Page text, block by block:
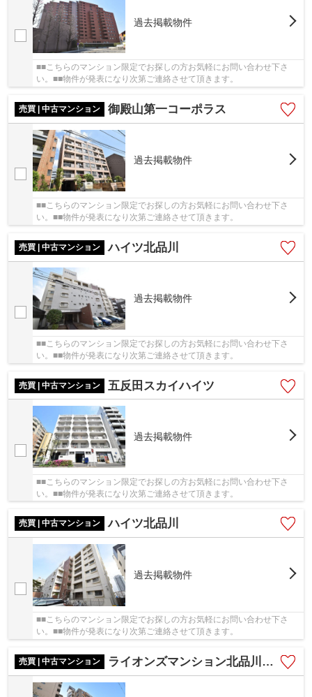
過去掲載物件
■■こちらのマンション限定でお探しの方お気軽にお問い合わせ下さ
い。■■物件が発表になり次第ご連絡させて頂きます。
売買 | 中古マンション 御殿山第一コーポラス
過去掲載物件
■■こちらのマンション限定でお探しの方お気軽にお問い合わせ下さ
い。■■物件が発表になり次第ご連絡させて頂きます。
売買 | 中古マンション ハイツ北品川
過去掲載物件
■■こちらのマンション限定でお探しの方お気軽にお問い合わせ下さ
い。■■物件が発表になり次第ご連絡させて頂きます。
売買 | 中古マンション 五反田スカイハイツ
過去掲載物件
■■こちらのマンション限定でお探しの方お気軽にお問い合わせ下さ
い。■■物件が発表になり次第ご連絡させて頂きます。
売買 | 中古マンション ハイツ北品川
過去掲載物件
■■こちらのマンション限定でお探しの方お気軽にお問い合わせ下さ
い。■■物件が発表になり次第ご連絡させて頂きます。
売買 | 中古マンション ライオンズマンション北品川第２